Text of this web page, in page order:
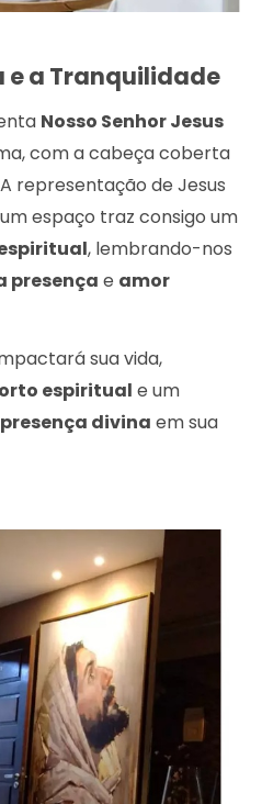
e a Tranquilidade
Nosso Senhor Jesus
com a cabeça coberta
representação de Jesus
espaço traz consigo um
, lembrando-nos
presença e amor
sua vida,
espiritual e um
presença divina em sua